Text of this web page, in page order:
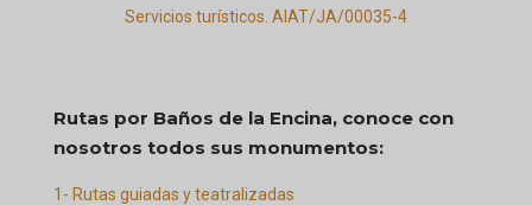
Servicios turísticos. AIAT/JA/00035-4
Rutas por Baños de la Encina, conoce con
nosotros todos sus monumentos:
1- Rutas guiadas y teatralizadas